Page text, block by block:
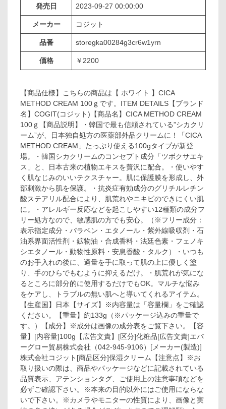
発売日 2023-09-27 00:00:00
メーカー コジット
品番 storegka00284g3cr6w1yrn
価格 ￥2200
【商品仕様】こちらの商品は【 ホワイト 】CICA
METHOD CREAM 100ｇです。ITEM DETAILS【ブランド
名】COGIT(コジット)【商品名】CICA METHOD CREAM
100ｇ【商品説明】・韓国で最も信頼されている”シカクリ
ーム”が、日本独自処方の医薬部外品クリームに！「CICA
METHOD CREAM」たっぷり使える100gタイプが新登
場。・韓国シカクリームのコンセプト成分「ツボクサエキ
ス」と、日本古来の植物エキスを贅沢に配合。・使いやす
く肌なじみのいいテクスチャー。肌に保護膜を形成し、外
部刺激から肌を保護。・抗炎症有効成分のグリチルレチン
酸ステアリル配合により、肌荒れやニキビのできにくい肌
に。・アレルギー反応などを起こしやすい12種類の成分フ
リー処方なので、敏感肌の方でも安心。（※フリー成分：
表示指定成分・パラベン・エタノール・紫外線吸収剤・石
油系界面活性剤・鉱物油・合成香料・法廷色素・フェノキ
シエタノール・動物性原料・安息香酸・タルク）・いつも
のお手入れの後に、適量を手に取って肌の上に優しく塗
り、手のひらでもむように抑えるだけ。・肌荒れが気にな
るところに部分的に使用するだけでもOK。マルチな悩み
をケアし、トラブルの無い肌へと導いてくれるアイテム。
【生産国】日本【サイズ】※内容量は「容量欄」をご確認
ください。【重量】約133g（※パッケージ込みの重量で
す。）【成分】※成分は画像の成分表をご覧下さい。【容
量】[内容量]100g【広告文責】[区分]化粧品[広告文責]エバ
ーグロー貿易株式会社（042-945-9106）[メーカー(製造)]
株式会社コジット[商品区分]保湿クリーム【注意点】※お
取り扱いの際は、商品やパッケージなどに記載されている
品質表示、アテンションタグ、ご使用上の注意事項などを
必ずご確認下さい。※本来の目的以外にはご使用にならな
いで下さい。※カメラやモニターの性質により、画像と実